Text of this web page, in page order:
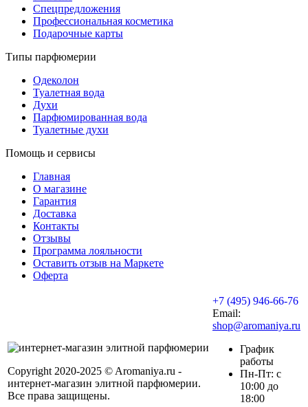
Спецпредложения
Профессиональная косметика
Подарочные карты
Типы парфюмерии
Одеколон
Туалетная вода
Духи
Парфюмированная вода
Туалетные духи
Помощь и сервисы
Главная
О магазине
Гарантия
Доставка
Контакты
Отзывы
Программа лояльности
Оставить отзыв на Маркете
Оферта
Copyright 2020-2025 © Aromaniya.ru -
интернет-магазин элитной парфюмерии.
Все права защищены.
+7 (495) 946-66-76
Email:
shop@aromaniya.ru
График
работы
Пн-Пт: с
10:00 до
18:00